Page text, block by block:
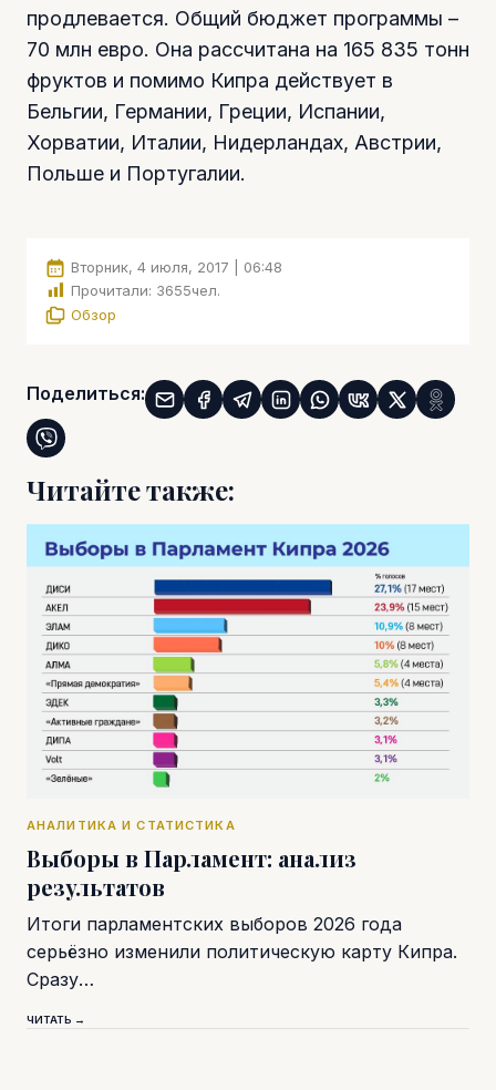
продлевается. Общий бюджет программы –
70 млн евро. Она рассчитана на 165 835 тонн
фруктов и помимо Кипра действует в
Бельгии, Германии, Греции, Испании,
Хорватии, Италии, Нидерландах, Австрии,
Польше и Португалии.
Вторник, 4 июля, 2017 | 06:48
Прочитали: 3655чел.
Обзор
Поделиться:
Читайте также:
АНАЛИТИКА И СТАТИСТИКА
Выборы в Парламент: анализ
результатов
Итоги парламентских выборов 2026 года
серьёзно изменили политическую карту Кипра.
Сразу…
ЧИТАТЬ →